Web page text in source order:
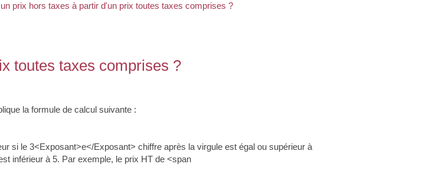
prix hors taxes à partir d'un prix toutes taxes comprises ?
toutes taxes comprises ?
la formule de calcul suivante :
si le 3<Exposant>e</Exposant> chiffre après la virgule est égal ou supérieur à
inférieur à 5. Par exemple, le prix HT de <span